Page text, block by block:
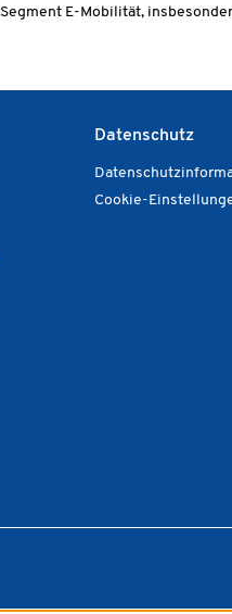
Segment E-Mobilität,
Datenschutz
Cookie-